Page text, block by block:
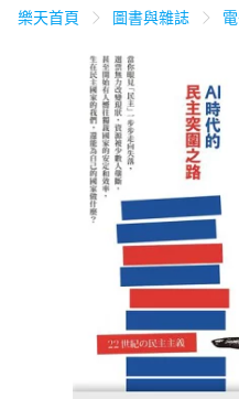
天天免運 美食蛋糕
居家生活 3C家電
男裝
日本購物 電子/紙本書
HOT
樂天首頁 圖書與雜誌